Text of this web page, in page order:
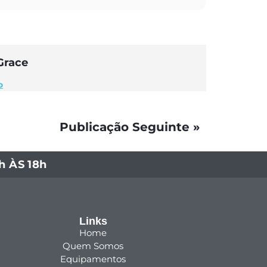
Publicação Seguinte »
ÀS 18h
Links
Home
Quem Somos
Equipamentos